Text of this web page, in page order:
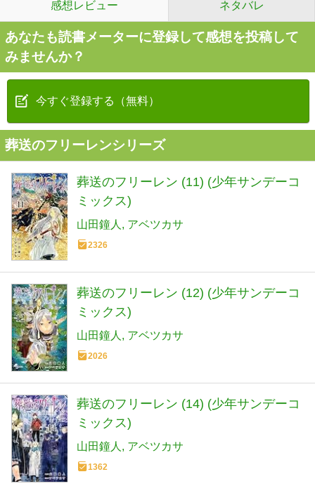
感想レビュー ネタバレ
あなたも読書メーターに登録して感想を投稿して
みませんか？
今すぐ登録する（無料）
葬送のフリーレンシリーズ
葬送のフリーレン (11) (少年サンデーコ
ミックス)
山田鐘人 アベツカサ
2326
葬送のフリーレン (12) (少年サンデーコ
ミックス)
山田鐘人 アベツカサ
2026
葬送のフリーレン (14) (少年サンデーコ
ミックス)
山田鐘人 アベツカサ
1362